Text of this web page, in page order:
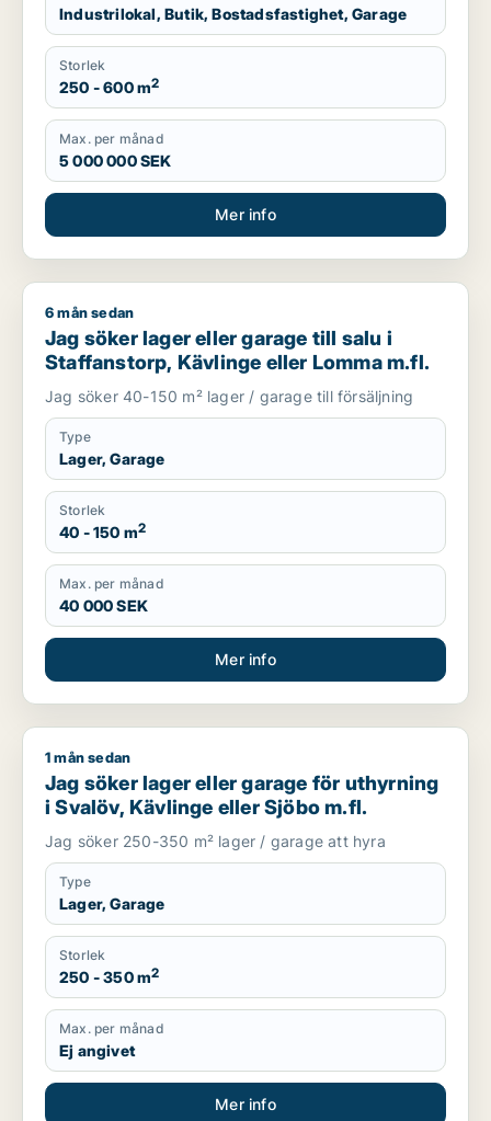
Industrilokal, Butik, Bostadsfastighet, Garage
Storlek
250 - 600 m2
Max. per månad
5 000 000 SEK
Mer info
Jag söker lager eller garage till salu i Staffanstorp, Kävlinge
6 mån sedan
Jag söker lager eller garage till salu i
Staffanstorp, Kävlinge eller Lomma m.fl.
Jag söker 40-150 m² lager / garage till försäljning
Type
Lager, Garage
Storlek
40 - 150 m2
Max. per månad
40 000 SEK
Mer info
Jag söker lager eller garage för uthyrning i Svalöv, Kävlinge
1 mån sedan
Jag söker lager eller garage för uthyrning
i Svalöv, Kävlinge eller Sjöbo m.fl.
Jag söker 250-350 m² lager / garage att hyra
Type
Lager, Garage
Storlek
250 - 350 m2
Max. per månad
Ej angivet
Mer info